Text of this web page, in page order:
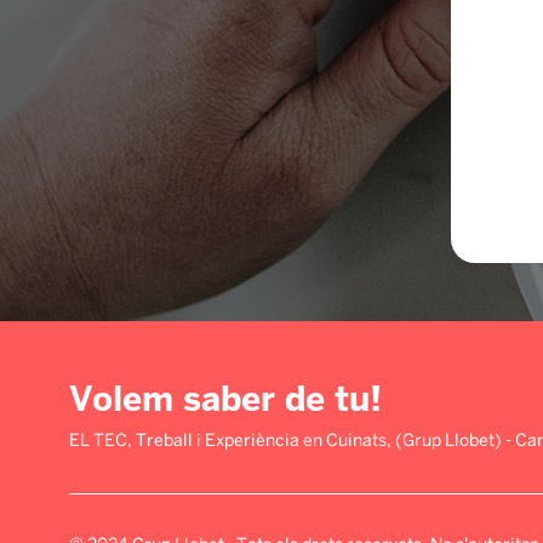
Volem saber de tu!
EL TEC, Treball i Experiència en Cuinats, (Grup Llobet) -